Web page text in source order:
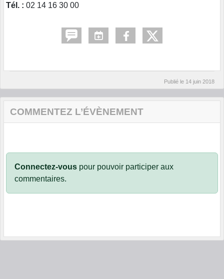
Tél. : 02 14 16 30 00
Publié le 14 juin 2018
COMMENTEZ L’ÉVÈNEMENT
Connectez-vous pour pouvoir participer aux
commentaires.